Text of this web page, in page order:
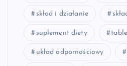
skład i działanie
suplement diety
układ odpornościowy